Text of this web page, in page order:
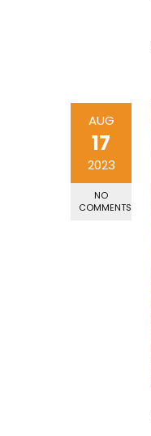
AUG
17
2023
NO
COMMENTS